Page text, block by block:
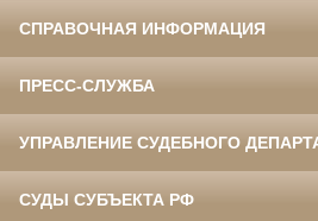
СПРАВОЧНАЯ ИНФОРМАЦИЯ
ПРЕСС-СЛУЖБА
УПРАВЛЕНИЕ СУДЕБНОГО
СУДЫ СУБЪЕКТА РФ